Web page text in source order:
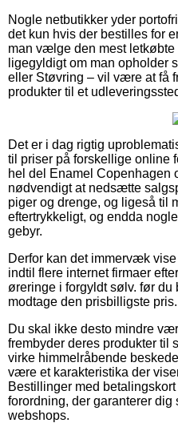
Nogle netbutikker yder
det kun hvis der bestilles for
man vælge den mest
ligegyldigt om man
eller Støvring – vil være at få
produkter til et
Det er i dag rigtig
til priser på forskellige online
hel del Enamel Copenhagen
nødvendigt at nedsætte
piger og drenge, og ligeså til
eftertrykkeligt, og endda
gebyr.
Derfor kan det immervæk
indtil flere internet firmaer
øreringe i forgyldt sølv. før du
modtage den prisbilligste pris.
Du skal ikke desto mindre
frembyder deres produkter til
virke himmelråbende
være et karakteristika der
Bestillinger med
forordning, der garanterer
webshops.